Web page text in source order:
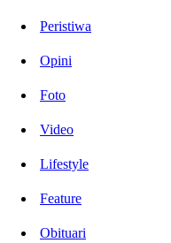
Peristiwa
Opini
Foto
Video
Lifestyle
Feature
Obituari